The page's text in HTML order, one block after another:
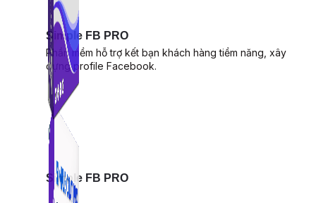
Simple FB PRO
Phần mềm hỗ trợ kết bạn khách hàng tiềm năng, xây
dựng profile Facebook.
Simple FB PRO